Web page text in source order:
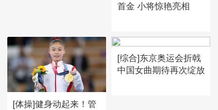
首金 小将惊艳亮相
[体操]健身动起来！管
[综合]东京奥运会折戟
中国女曲期待再次绽放